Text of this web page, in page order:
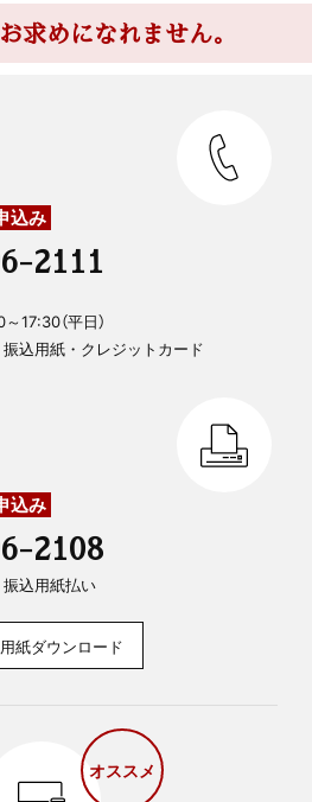
求めになれません。
込み
2111
17:30（平日）
込用紙・クレジットカード
込み
2108
込用紙払い
紙ダウンロード
オススメ